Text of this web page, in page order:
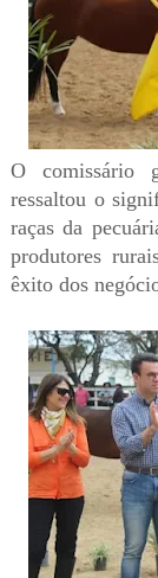
O comissário
ressaltou o
raças da
produtores
êxito dos